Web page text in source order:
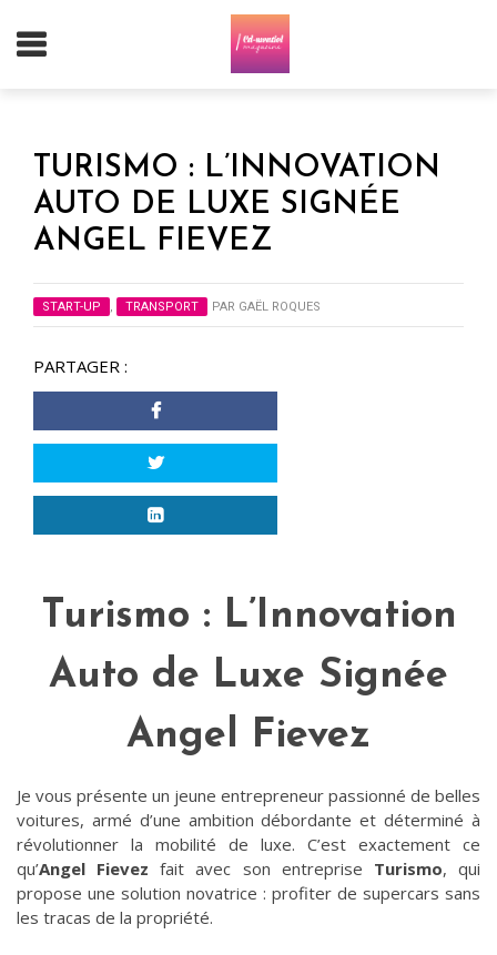
TURISMO : L’INNOVATION
AUTO DE LUXE SIGNÉE
ANGEL FIEVEZ
START-UP , TRANSPORT PAR GAËL ROQUES
PARTAGER :
Turismo : L’Innovation
Auto de Luxe Signée
Angel Fievez
Je vous présente un jeune entrepreneur passionné de belles
voitures, armé d’une ambition débordante et déterminé à
révolutionner la mobilité de luxe. C’est exactement ce
qu’Angel Fievez fait avec son entreprise Turismo, qui
propose une solution novatrice : profiter de supercars sans
les tracas de la propriété.